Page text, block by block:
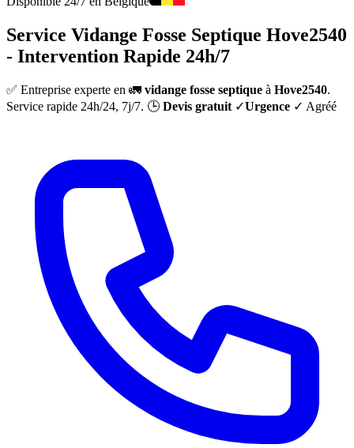
Service Vidange Fosse Septique Hove2540
- Intervention Rapide 24h/7
✅ Entreprise experte en 🚛 vidange fosse septique à Hove2540.
Service rapide 24h/24, 7j/7. 🕒 Devis gratuit ✓Urgence ✓ Agréé